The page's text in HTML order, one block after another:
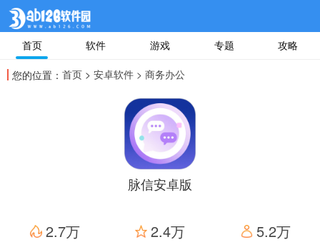
首页 软件 游戏 专题 攻略
您的位置： 首页 > 安卓软件 > 商务办公
脉信安卓版
2.7万 2.4万 5.2万